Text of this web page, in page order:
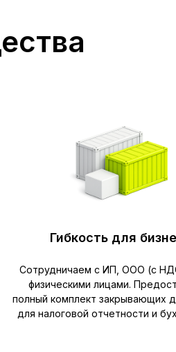
Гибкость для
Сотрудничаем с ИП, ООО (с
физическими лицами.
полный комплект закрывающих
для налоговой отчетности и